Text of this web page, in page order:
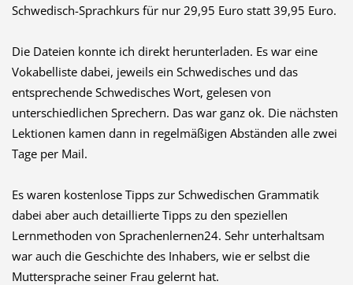
Schwedisch-Sprachkurs für nur 29,95 Euro statt 39,95 Euro.
Die Dateien konnte ich direkt herunterladen. Es war eine
Vokabelliste dabei, jeweils ein Schwedisches und das
entsprechende Schwedisches Wort, gelesen von
unterschiedlichen Sprechern. Das war ganz ok. Die nächsten
Lektionen kamen dann in regelmäßigen Abständen alle zwei
Tage per Mail.
Es waren kostenlose Tipps zur Schwedischen Grammatik
dabei aber auch detaillierte Tipps zu den speziellen
Lernmethoden von Sprachenlernen24. Sehr unterhaltsam
war auch die Geschichte des Inhabers, wie er selbst die
Muttersprache seiner Frau gelernt hat.